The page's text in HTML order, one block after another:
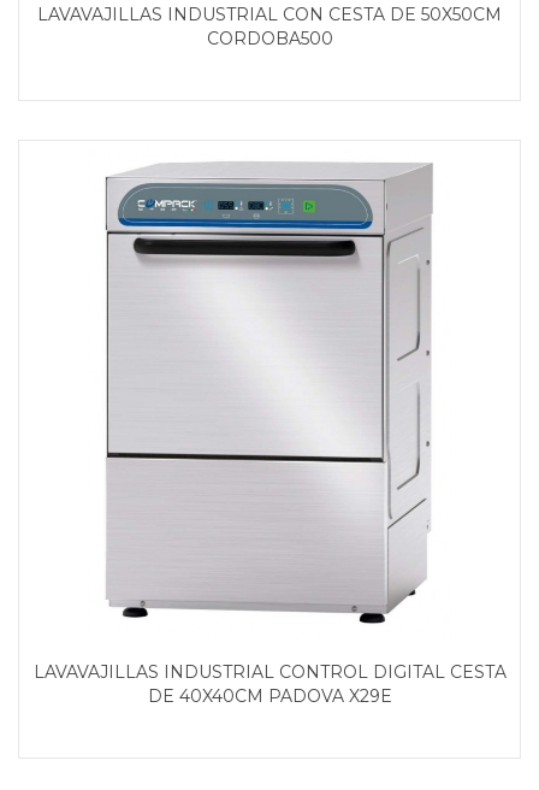
LAVAVAJILLAS INDUSTRIAL CON CESTA DE 50X50CM
CORDOBA500
LAVAVAJILLAS INDUSTRIAL CONTROL DIGITAL CESTA
DE 40X40CM PADOVA X29E